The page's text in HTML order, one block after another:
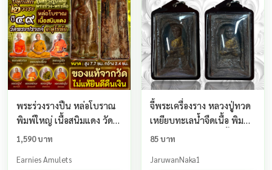
พระร่วงรางปืน หล่อโบราณ
พิมพ์ใหญ่ เนื้อสนิมแดง วัด
พระปรางค์ จ.สุโขทัย แท้จาก
1,590 บาท
Earnies Amulets
จี้พระเครื่องราง หลวงปู่ทวด
เหยียบทะเลน้ำจืดเนื้อ พิมพ์
กล่องไม้ขีดสองหน้าเนื้อว่าน
85 บาท
JaruwanNaka1